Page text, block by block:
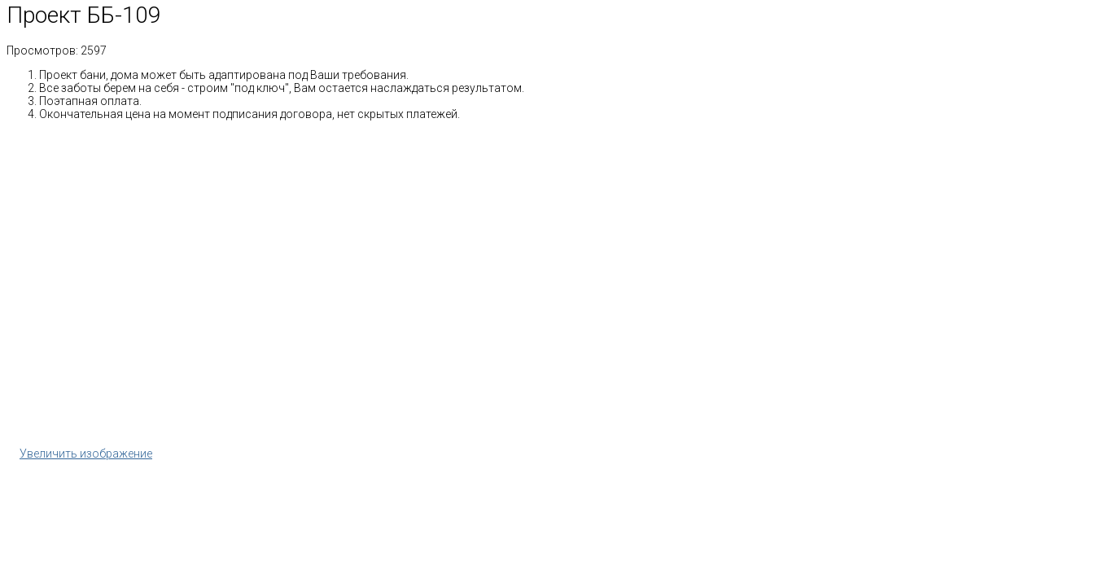
Проект ББ-109
Просмотров: 2597
Проект бани, дома может быть адаптирована под Ваши требования.
Все заботы берем на себя - строим "под ключ", Вам остается наслаждаться результатом.
Поэтапная оплата.
Окончательная цена на момент подписания договора, нет скрытых платежей.
Увеличить изображение